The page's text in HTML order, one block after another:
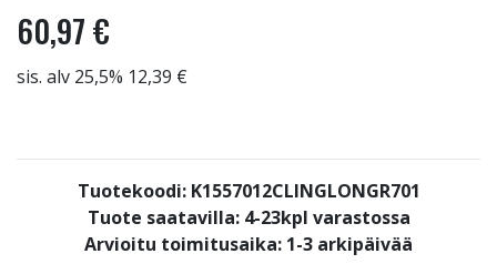
60,97 €
sis. alv 25,5% 12,39 €
Tuotekoodi: K1557012CLINGLONGR701
Tuote saatavilla: 4-23kpl varastossa
Arvioitu toimitusaika: 1-3 arkipäivää